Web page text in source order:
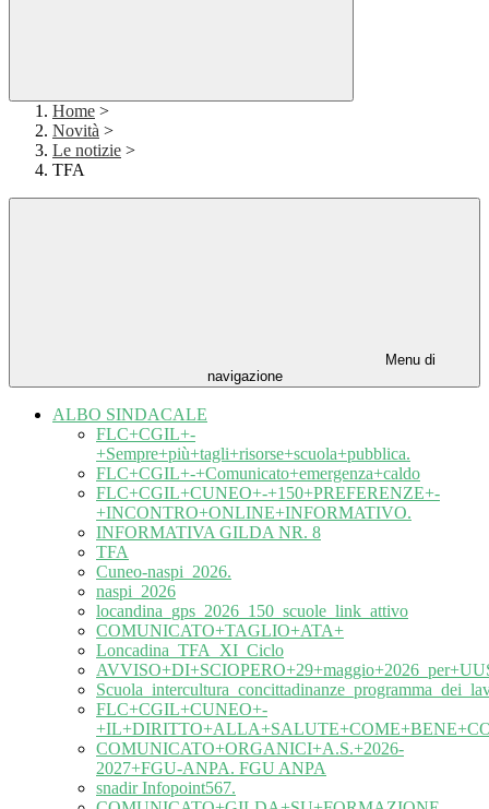
Home >
Novità >
Le notizie >
TFA
Menu di
navigazione
ALBO SINDACALE
FLC+CGIL+-
+Sempre+più+tagli+risorse+scuola+pubblica.
FLC+CGIL+-+Comunicato+emergenza+caldo
FLC+CGIL+CUNEO+-+150+PREFERENZE+-
+INCONTRO+ONLINE+INFORMATIVO.
INFORMATIVA GILDA NR. 8
TFA
Cuneo-naspi_2026.
naspi_2026
locandina_gps_2026_150_scuole_link_attivo
COMUNICATO+TAGLIO+ATA+
Loncadina_TFA_XI_Ciclo
FLC+CGIL+CUNEO+-
COMUNICATO+ORGANICI+A.S.+2026-
2027+FGU-ANPA. FGU ANPA
snadir Infopoint567.